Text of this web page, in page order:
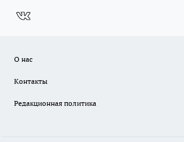
О нас
Контакты
Редакционная политика